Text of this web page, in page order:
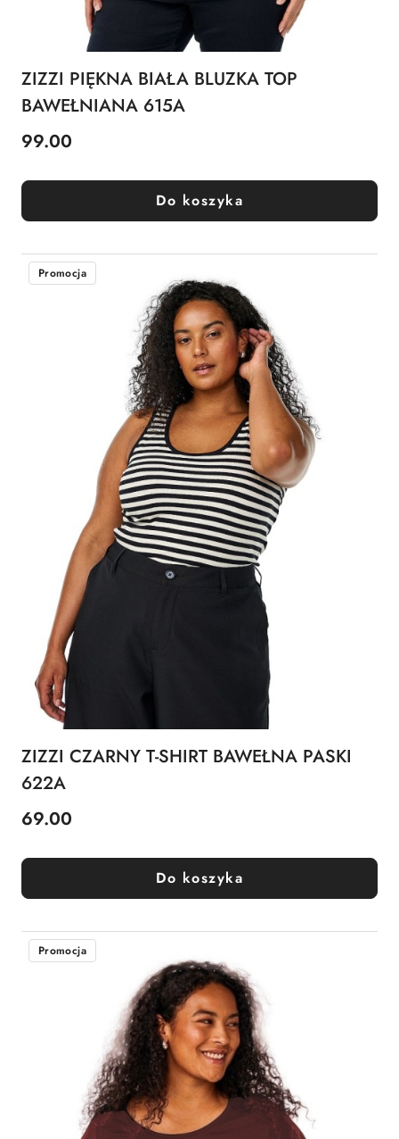
ZIZZI PIĘKNA BIAŁA BLUZKA TOP
BAWEŁNIANA 615A
Cena:
99.00
Do koszyka
Promocja
ZIZZI CZARNY T-SHIRT BAWEŁNA PASKI
622A
Cena:
69.00
Do koszyka
Promocja